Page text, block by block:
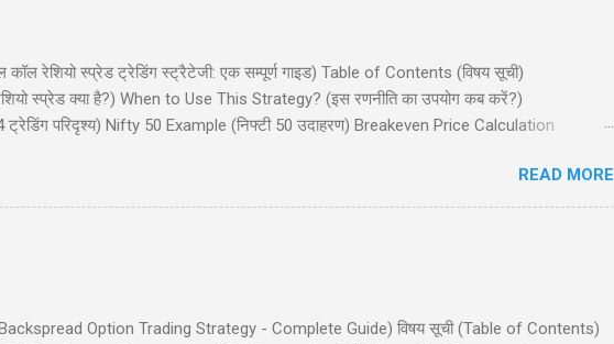
रेशियो स्प्रेड ट्रेडिंग स्ट्रैटेजी: एक सम्पूर्ण गाइड) Table of Contents (विषय सूची)
स्प्रेड क्या है?) When to Use This Strategy? (इस रणनीति का उपयोग कब करें?)
परिदृश्य) Nifty 50 Example (निफ्टी 50 उदाहरण) Breakeven Price Calculation
स्प्रेड (Bull Call Ratio Spread) एक उन्नत ऑप्शन ट्रेडिंग रणनीति है जो मध्यम बुलिश (bullish) मार्केट
और एक कॉल ऑप्शन बेचने का संयोजन है, ...
READ MORE
Option Trading Strategy - Complete Guide) विषय सूची (Table of Contents)